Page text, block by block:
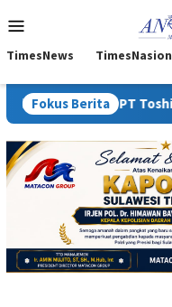
ke
Mobile
TimesNews
Fokus Berita
Merupakan